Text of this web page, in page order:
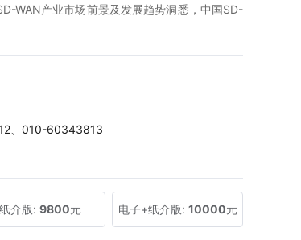
WAN产业市场前景及发展趋势洞悉，中国SD-
、010-60343813
纸介版: 9800元 电子+纸介版: 10000元